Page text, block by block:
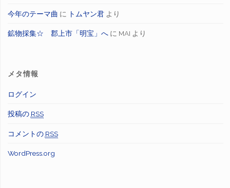
今年のテーマ曲 に トムヤン君より
鉱物採集☆ 郡上市「明宝」へに MAI より
メタ情報
ログイン
投稿の RSS
コメントの RSS
WordPress.org